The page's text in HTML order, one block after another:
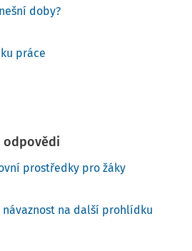
doby?
práce
odpovědi
prostředky pro žáky
na další prohlídku